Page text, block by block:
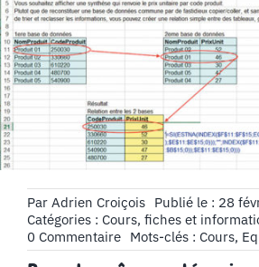
Par Adrien Croiçois Publié le : 28
Catégories : Cours, fiches et
0 Commentaireon
Le
Mots-clés : Cours,